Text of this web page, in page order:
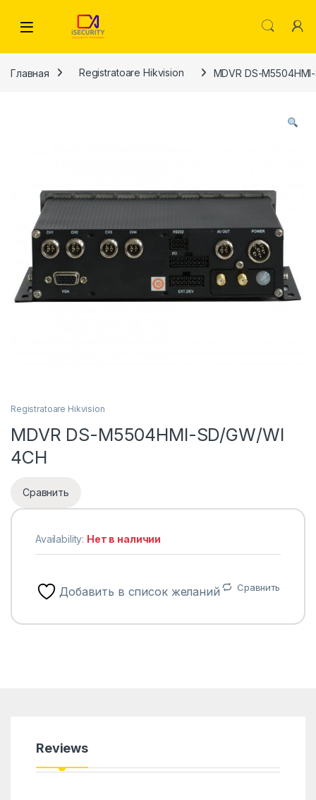
Главная Registratoare Hikvision MDVR DS-
Registratoare Hikvision
MDVR DS-M5504HMI-SD/GW/WI
4CH
Сравнить
Availability: Нет в наличии
Добавить в список желаний Сравнить
Reviews